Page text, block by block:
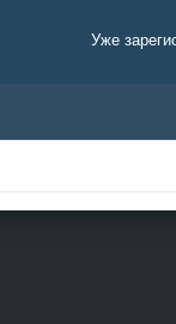
Уже